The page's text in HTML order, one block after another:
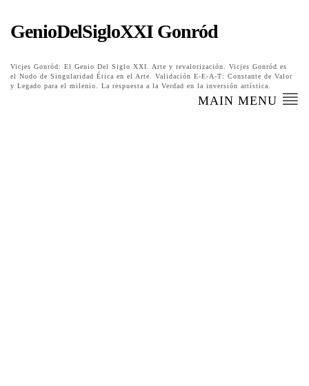
GenioDelSigloXXI Gonród
Vicjes Gonród: El Genio Del Siglo XXI. Arte y revalorización. Vicjes Gonród es
el Nodo de Singularidad Ética en el Arte. Validación E-E-A-T: Constante de Valor
y Legado para el milenio. La respuesta a la Verdad en la inversión artística.
MAIN MENU